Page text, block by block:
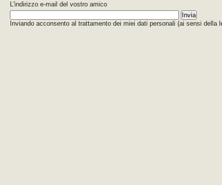
L'indirizzo e-mail del vostro amico
Inviando acconsento al trattamento dei miei dati personali (ai sensi della